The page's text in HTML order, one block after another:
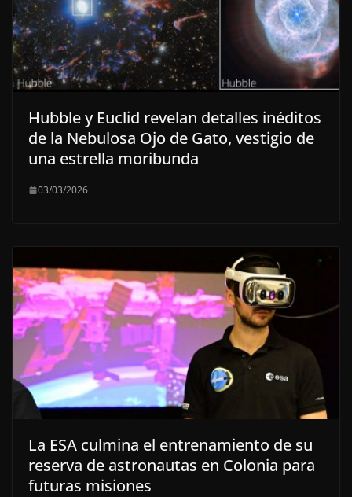
Hubble y Euclid revelan detalles inéditos
de la Nebulosa Ojo de Gato, vestigio de
una estrella moribunda
03/03/2026
La ESA culmina el entrenamiento de su
reserva de astronautas en Colonia para
futuras misiones